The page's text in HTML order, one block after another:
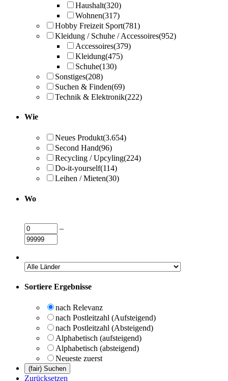
Haushalt(320)
Wohnen(317)
Hobby Freizeit Sport(781)
Kleidung / Schuhe / Accessoires(952)
Accessoires(379)
Kleidung(475)
Schuhe(130)
Sonstiges(208)
Suchen & Finden(69)
Technik & Elektronik(222)
Wie
Neues Produkt(3.654)
Second Hand(96)
Recycling / Upcyling(224)
Do-it-yourself(114)
Leihen / Mieten(30)
Wo
–
Sortiere Ergebnisse
nach Relevanz
nach Postleitzahl (Aufsteigend)
nach Postleitzahl (Absteigend)
Alphabetisch (aufsteigend)
Alphabetisch (absteigend)
Neueste zuerst
Zurücksetzen